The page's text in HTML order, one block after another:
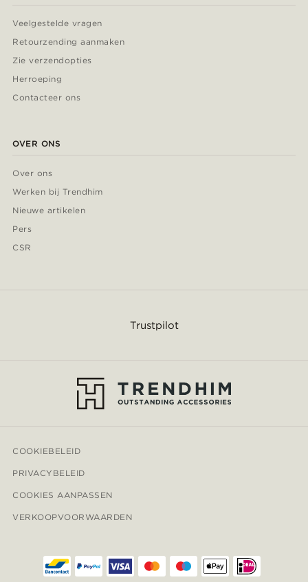
Veelgestelde vragen
Retourzending aanmaken
Zie verzendopties
Herroeping
Contacteer ons
OVER ONS
Over ons
Werken bij Trendhim
Nieuwe artikelen
Pers
CSR
Trustpilot
COOKIEBELEID
PRIVACYBELEID
COOKIES AANPASSEN
VERKOOPVOORWAARDEN